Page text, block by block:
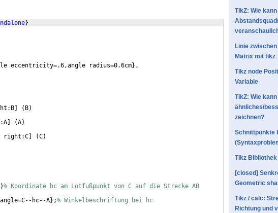
}
eccentricity=.6,angle radius=0.6cm} ,
( B)
(A)
right:C (C)
)% Koordinate hc am Lotfußpunkt von C auf die Strecke AB
angle=C--hc--A} ;% Winkelbeschriftung bei hc
TikZ: Wie
Linie
Matrix mit tikz
Tikz node
Variable
TikZ: Wie
ähnliches/
zeichnen?
Schnittpunkte
Tikz
[closed]
Geometric
Tikz / calc:
Richtung und